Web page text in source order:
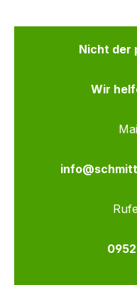
Nicht der
Wir